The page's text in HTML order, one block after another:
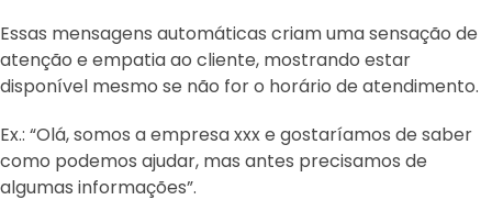
Essas mensagens automáticas criam uma sensação de
atenção e empatia ao cliente, mostrando estar
disponível mesmo se não for o horário de atendimento.
Ex.: “Olá, somos a empresa xxx e gostaríamos de saber
como podemos ajudar, mas antes precisamos de
algumas informações”.